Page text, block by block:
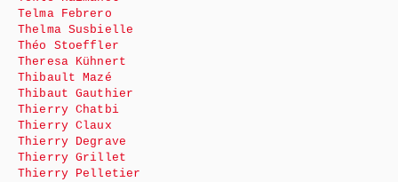
Telma Febrero
Thelma Susbielle
Théo Stoeffler
Theresa Kühnert
Thibault Mazé
Thibaut Gauthier
Thierry Chatbi
Thierry Claux
Thierry Degrave
Thierry Grillet
Thierry Pelletier